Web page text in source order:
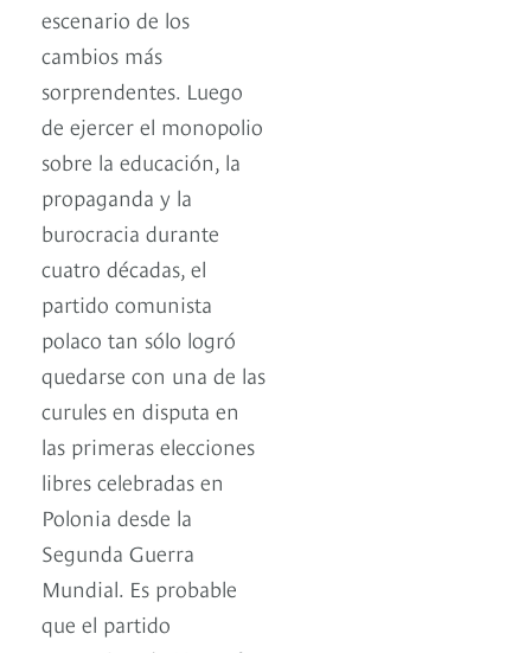
escenario de los
cambios más
sorprendentes. Luego
de ejercer el monopolio
sobre la educación, la
propaganda y la
burocracia durante
cuatro décadas, el
partido comunista
polaco tan sólo logró
quedarse con una de las
curules en disputa en
las primeras elecciones
libres celebradas en
Polonia desde la
Segunda Guerra
Mundial. Es probable
que el partido